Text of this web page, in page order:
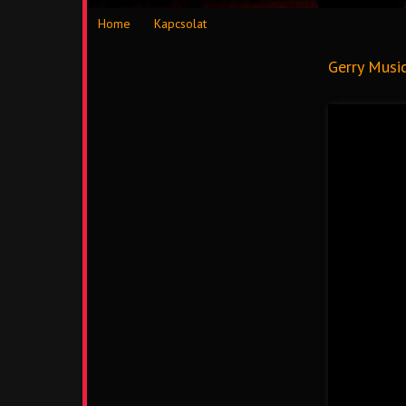
Home Kapcsolat
Gerry